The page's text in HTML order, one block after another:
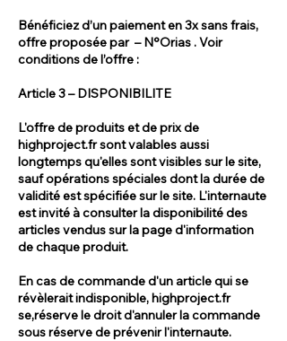
Bénéficiez d’un paiement en 3x sans frais,
offre proposée par – N°Orias . Voir
conditions de l’offre :
Article 3 – DISPONIBILITE
L'offre de produits et de prix de
highproject.fr sont valables aussi
longtemps qu'elles sont visibles sur le site,
sauf opérations spéciales dont la durée de
validité est spécifiée sur le site. L'internaute
est invité à consulter la disponibilité des
articles vendus sur la page d'information
de chaque produit.
En cas de commande d'un article qui se
révèlerait indisponible, highproject.fr
se,réserve le droit d'annuler la commande
sous réserve de prévenir l'internaute.